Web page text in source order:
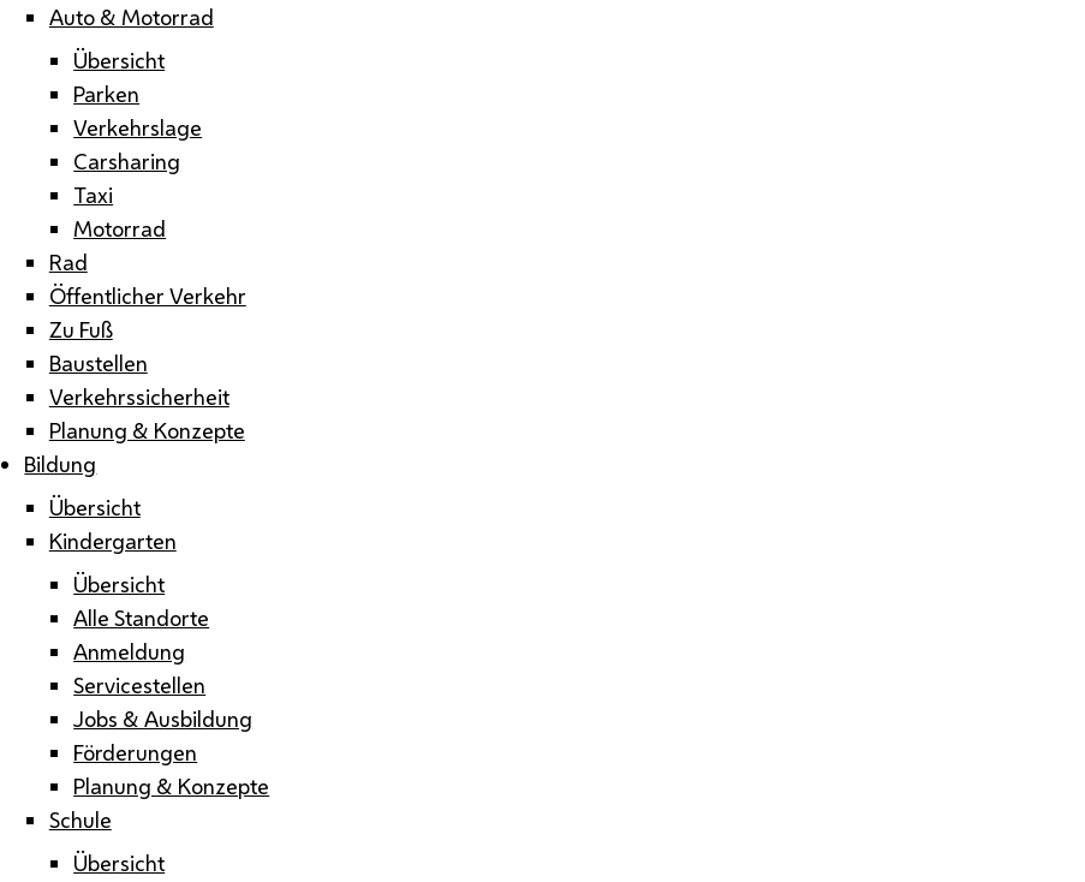
Auto & Motorrad
Übersicht
Parken
Verkehrslage
Carsharing
Taxi
Motorrad
Rad
Öffentlicher Verkehr
Zu Fuß
Baustellen
Verkehrssicherheit
Planung & Konzepte
Bildung
Übersicht
Kindergarten
Übersicht
Alle Standorte
Anmeldung
Servicestellen
Jobs & Ausbildung
Förderungen
Planung & Konzepte
Schule
Übersicht